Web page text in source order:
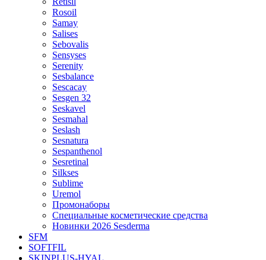
Rosoil
Samay
Salises
Sebovalis
Sensyses
Serenity
Sesbalance
Sescacay
Sesgen 32
Seskavel
Sesmahal
Seslash
Sesnatura
Sespanthenol
Sesretinal
Silkses
Sublime
Uremol
Промонаборы
Специальные косметические средства
Новинки 2026 Sesderma
SFM
SOFTFIL